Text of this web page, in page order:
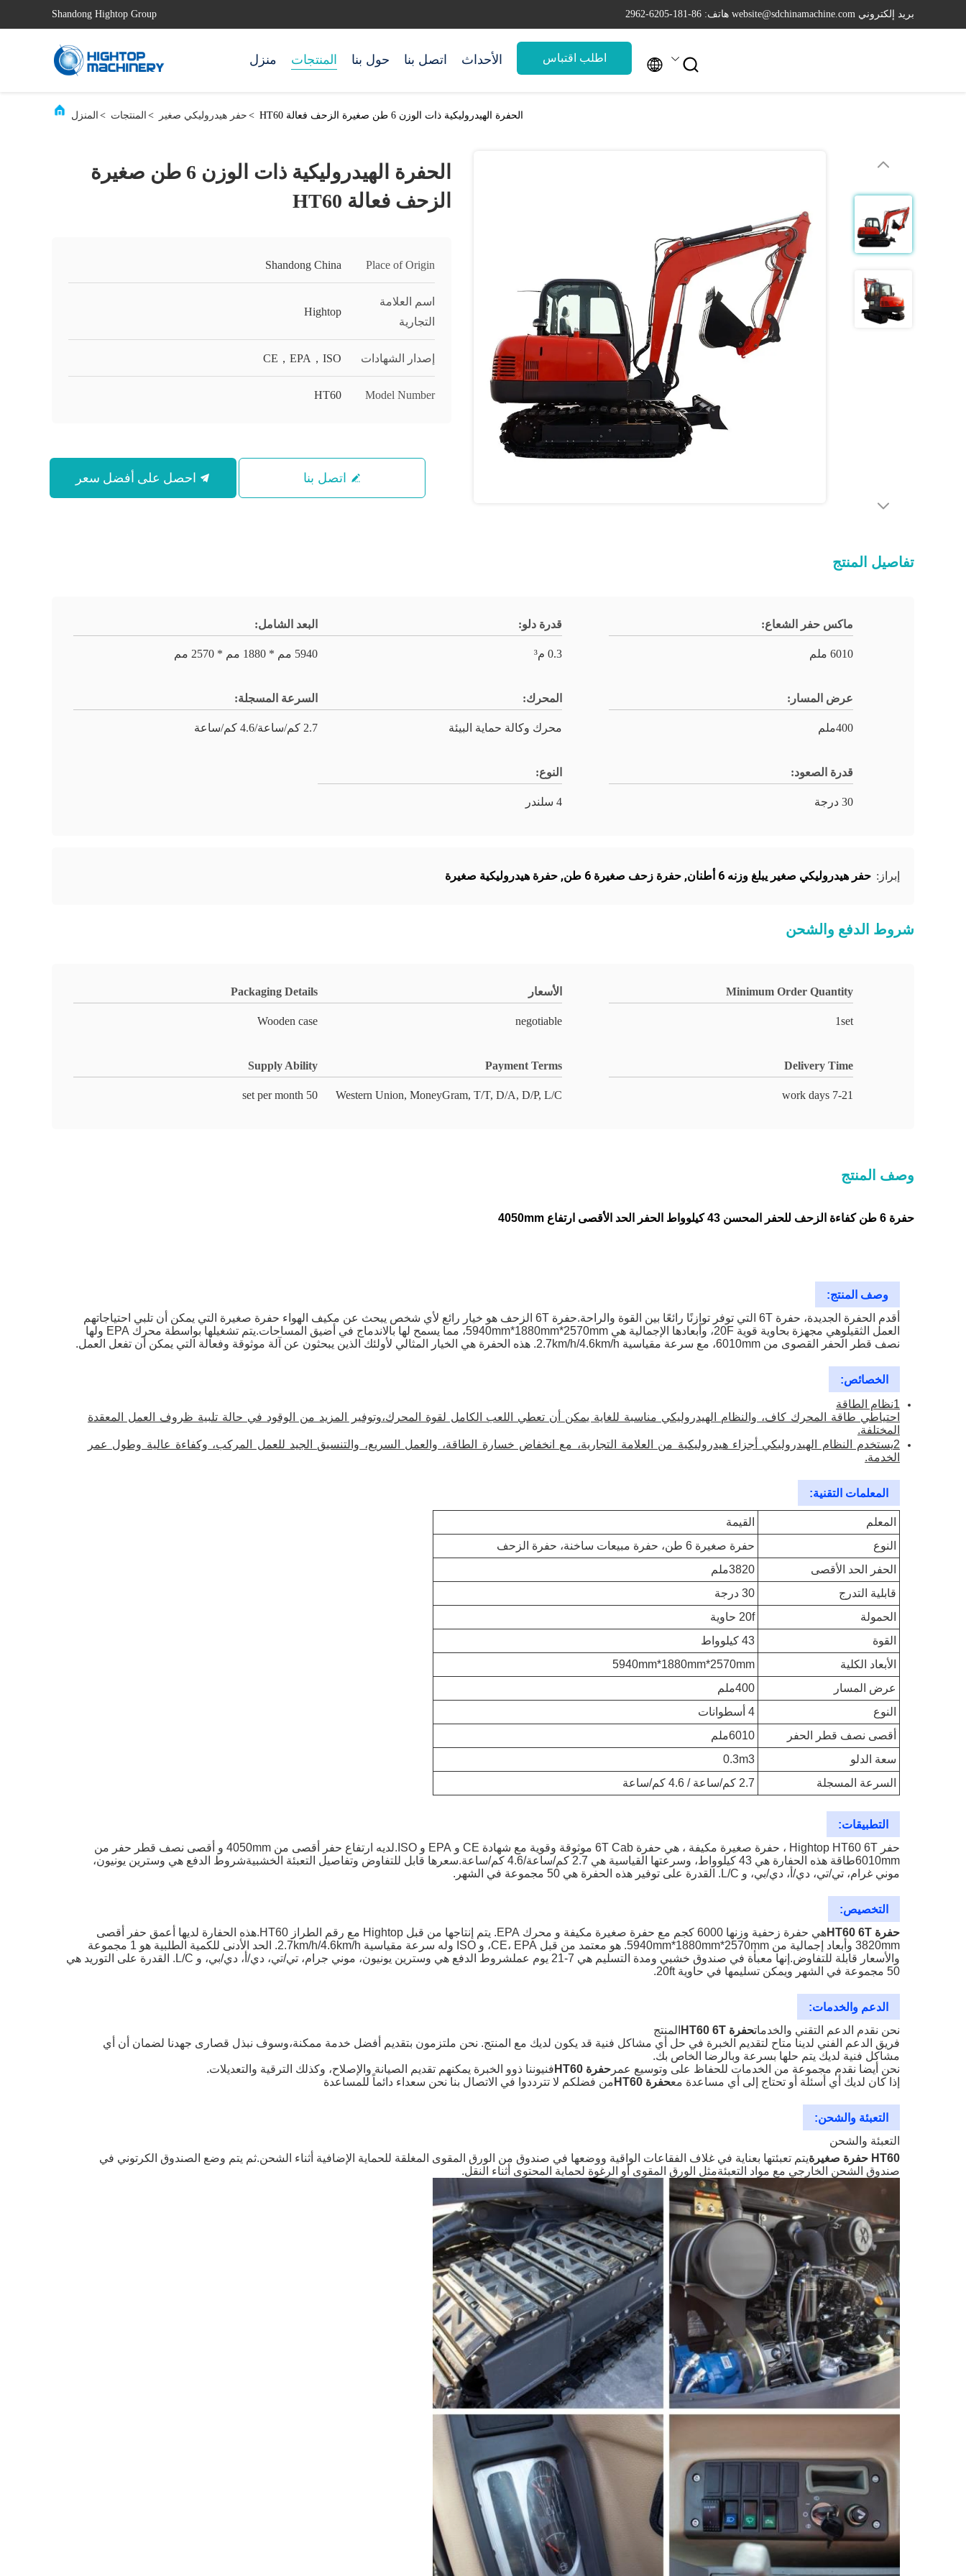
Shandong Hightop Group بريد إلكتروني website@sdchinamachine.com هاتف: 86-181-6205-2962
منزل المنتجات حول بنا اتصل بنا الأحداث اطلب اقتباس  
المنزل > المنتجات > حفر هيدروليكي صغير > الحفرة الهيدروليكية ذات الوزن 6 طن صغيرة الزحف فعالة HT60
الحفرة الهيدروليكية ذات الوزن 6 طن صغيرة
الزحف فعالة HT60
Place of Origin
Shandong China
اسم العلامة
التجارية
Hightop
إصدار الشهادات CE，EPA，ISO
Model Number
HT60
اتصل بنا
تفاصيل المنتج
ماكس حفر الشعاع:
6010 ملم
قدرة دلو:
0.3 م³
البعد الشامل:
5940 مم * 1880 مم * 2570 مم
عرض المسار:
400ملم
المحرك:
محرك وكالة حماية البيئة
السرعة المسجلة:
2.7 كم/ساعة/4.6 كم/ساعة
قدرة الصعود:
30 درجة
النوع:
4 سلندر
إبراز: حفر هيدروليكي صغير يبلغ وزنه 6 أطنان , حفرة زحف صغيرة 6 طن , حفرة هيدروليكية صغيرة
شروط الدفع والشحن
Minimum Order Quantity
1set
الأسعار
negotiable
Packaging Details
Wooden case
Delivery Time
7-21 work days
Payment Terms
Western Union, MoneyGram, T/T, D/A, D/P, L/C
Supply Ability
50 set per month
وصف المنتج
حفرة 6 طن كفاءة الزحف للحفر المحسن 43 كيلوواط الحفر الحد الأقصى ارتفاع 4050mm
وصف المنتج:
أقدم الحفرة الجديدة، حفرة 6T التي توفر توازنًا رائعًا بين القوة والراحة.حفرة 6T الزحف هو خيار رائع لأي شخص يبحث عن مكيف الهواء حفرة صغيرة التي يمكن أن تلبي احتياجاتهم
العمل الثقيلوهي مجهزة بحاوية قوية 20F، وأبعادها الإجمالية هي 5940mm*1880mm*2570mm، مما يسمح لها بالاندماج في أضيق المساحات.يتم تشغيلها بواسطة محرك EPA ولها
نصف قطر الحفر القصوى من 6010mm، مع سرعة مقياسية 2.7km/h/4.6km/h. هذه الحفرة هي الخيار المثالي لأولئك الذين يبحثون عن آلة موثوقة وفعالة التي يمكن أن تفعل العمل.
الخصائص:
1نظام الطاقة
احتياطي طاقة المحرك كاف، والنظام الهيدروليكي مناسبة للغاية يمكن أن تعطي اللعب الكامل لقوة المحرك،وتوفير المزيد من الوقود في حالة تلبية ظروف العمل المعقدة
المختلفة.
2يستخدم النظام الهيدروليكي أجزاء هيدروليكية من العلامة التجارية، مع انخفاض خسارة الطاقة، والعمل السريع، والتنسيق الجيد للعمل المركب، وكفاءة عالية وطول عمر
الخدمة.
المعلمات التقنية:
المعلم
القيمة
النوع
حفرة صغيرة 6 طن، حفرة مبيعات ساخنة، حفرة الزحف
الحفر الحد الأقصى
3820ملم
قابلية التدرج
30 درجة
الحمولة
20f حاوية
القوة
43 كيلوواط
الأبعاد الكلية
5940mm*1880mm*2570mm
عرض المسار
400ملم
النوع
4 أسطوانات
أقصى نصف قطر الحفر
6010ملم
سعة الدلو
0.3m3
السرعة المسجلة
2.7 كم/ساعة / 4.6 كم/ساعة
التطبيقات:
حفر Hightop HT60 6T ، حفرة صغيرة مكيفة ، هي حفرة 6T Cab موثوقة وقوية مع شهادة CE و EPA و ISO.لديه ارتفاع حفر أقصى من 4050mm و أقصى نصف قطر حفر من
6010mmطاقة هذه الحفارة هي 43 كيلوواط، وسرعتها القياسية هي 2.7 كم/ساعة/4.6 كم/ساعة.سعرها قابل للتفاوض وتفاصيل التعبئة الخشبيةشروط الدفع هي وسترين يونيون،
موني غرام، تي/تي، دي/أ، دي/بي، و L/C. القدرة على توفير هذه الحفرة هي 50 مجموعة في الشهر.
التخصيص:
حفرة HT60 6T
هي حفرة زحفية وزنها 6000 كجم مع حفرة صغيرة مكيفة و محرك EPA. يتم إنتاجها من قبل Hightop مع رقم الطراز HT60.هذه الحفارة لديها أعمق حفر أقصى
3820mm وأبعاد إجمالية من 5940mm*1880mm*2570mm. هو معتمد من قبل CE، EPA، و ISO وله سرعة مقياسية 2.7km/h/4.6km/h. الحد الأدنى للكمية الطلبية هو 1 مجموعة
والأسعار قابلة للتفاوض.إنها معبأة في صندوق خشبي ومدة التسليم هي 7-21 يوم عملشروط الدفع هي وسترين يونيون، موني جرام، تي/تي، دي/أ، دي/بي، و L/C. القدرة على التوريد هي
50 مجموعة في الشهر ويمكن تسليمها في حاوية 20ft.
الدعم والخدمات:
نحن نقدم الدعم التقني والخدماتحفرة HT60 6T
المنتج
فريق الدعم الفني لدينا متاح لتقديم الخبرة في حل أي مشاكل فنية قد يكون لديك مع المنتج. نحن ملتزمون بتقديم أفضل خدمة ممكنة،وسوف نبذل قصارى جهدنا لضمان أن أي
مشاكل فنية لديك يتم حلها بسرعة وبالرضا الخاص بك.
نحن أيضا نقدم مجموعة من الخدمات للحفاظ على وتوسيع عمر حفرة HT60
فنيوننا ذوو الخبرة يمكنهم تقديم الصيانة والإصلاح، وكذلك الترقية والتعديلات.
إذا كان لديك أي أسئلة أو تحتاج إلى أي مساعدة معحفرة HT60 من فضلكم لا تترددوا في الاتصال بنا نحن سعداء دائماً للمساعدة
التعبئة والشحن:
التعبئة والشحن
HT60 حفرة صغيرة
يتم تعبئتها بعناية في غلاف الفقاعات الواقية ووضعها في صندوق من الورق المقوى المغلقة للحماية الإضافية أثناء الشحن.ثم يتم وضع الصندوق الكرتوني في
صندوق الشحن الخارجي مع مواد التعبئةمثل الورق المقوى أو الرغوة لحماية المحتوى أثناء النقل.